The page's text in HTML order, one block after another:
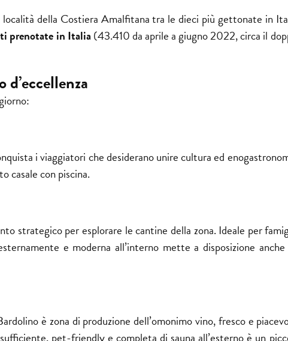
località della Costiera Amalfitana tra le dieci più gettonate in
prenotate in Italia (43.410 da aprile a giugno 2022, circa il
i viaggiatori che desiderano unire cultura ed
casale con piscina.
strategico per esplorare le cantine della zona. Ideale per
e moderna all’interno mette a disposizione
è zona di produzione dell’omonimo vino, fresco e